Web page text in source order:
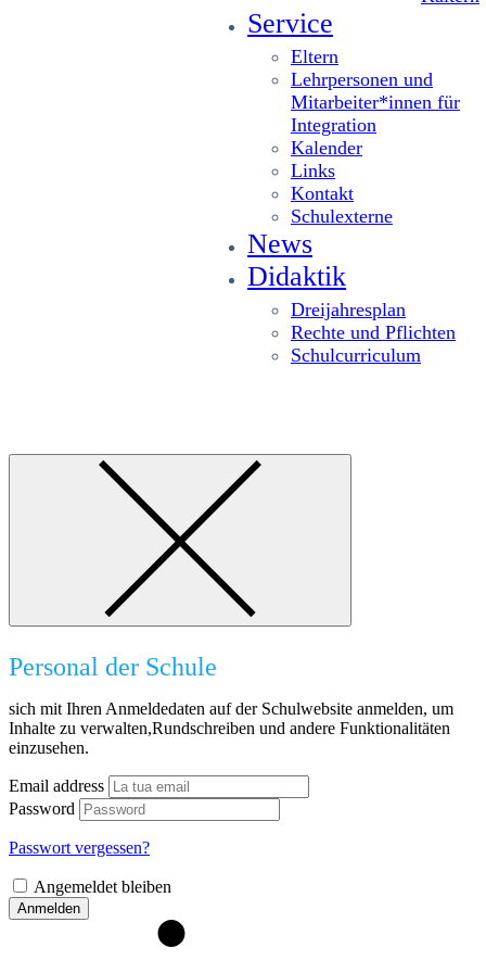
Service
Eltern
Lehrpersonen und
Mitarbeiter*innen für
Integration
Kalender
Links
Kontakt
Schulexterne
News
Didaktik
Dreijahresplan
Rechte und Pflichten
Schulcurriculum
Personal der Schule
sich mit Ihren Anmeldedaten auf der Schulwebsite anmelden, um
Inhalte zu verwalten,Rundschreiben und andere Funktionalitäten
einzusehen.
Email address
Password
Passwort vergessen?
Angemeldet bleiben
Anmelden